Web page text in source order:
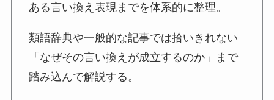
ある言い換え表現までを体系的に整理。
類語辞典や一般的な記事では拾いきれない
「なぜその言い換えが成立するのか」まで
踏み込んで解説する。